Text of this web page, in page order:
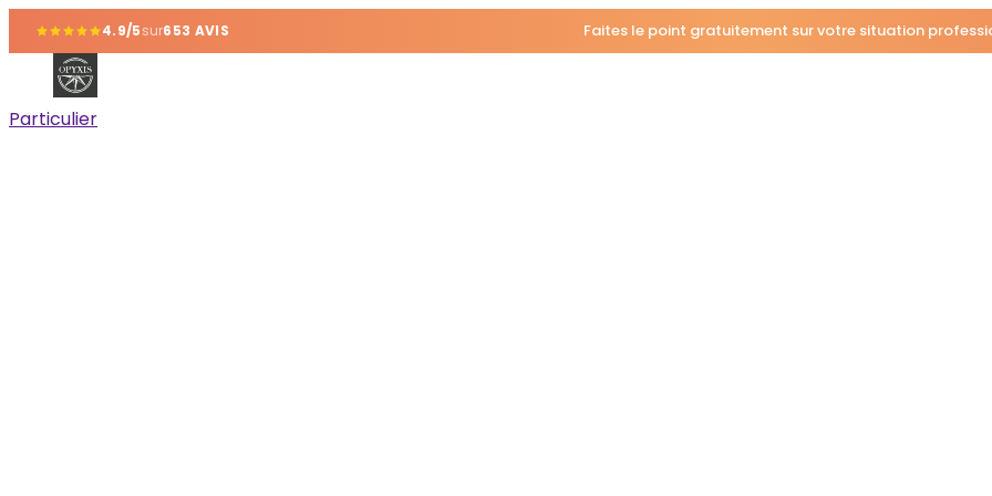
4.9/5sur653 AVIS Faites le point gratuitement sur votre situation
Particulier